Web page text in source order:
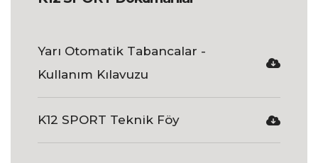
Yarı Otomatik Tabancalar -
Kullanım Kılavuzu
K12 SPORT Teknik Föy